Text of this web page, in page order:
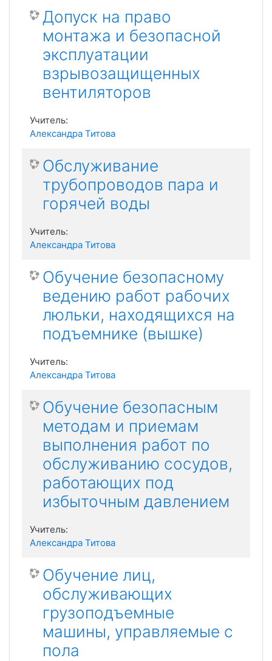
Допуск на право
монтажа и безопасной
эксплуатации
взрывозащищенных
вентиляторов
Учитель:
Александра Титова
Обслуживание
трубопроводов пара и
горячей воды
Учитель:
Александра Титова
Обучение безопасному
ведению работ рабочих
люльки, находящихся на
подъемнике (вышке)
Учитель:
Александра Титова
Обучение безопасным
методам и приемам
выполнения работ по
обслуживанию сосудов,
работающих под
избыточным давлением
Учитель:
Александра Титова
Обучение лиц,
обслуживающих
грузоподъемные
машины, управляемые с
пола